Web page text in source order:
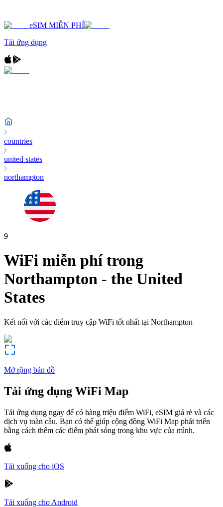
eSIM MIỄN PHÍ
Tải ứng dụng
countries
united states
northampton
9
WiFi miễn phí trong
Northampton - the United
States
Kết nối với các điểm truy cập WiFi tốt nhất tại Northampton
Mở rộng bản đồ
Tải ứng dụng WiFi Map
Tải ứng dụng ngay để có hàng triệu điểm WiFi, eSIM giá rẻ và các
dịch vụ toàn cầu. Bạn có thể giúp cộng đồng WiFi Map phát triển
bằng cách thêm các điểm phát sóng trong khu vực của mình.
Tải xuống cho iOS
Tải xuống cho Android